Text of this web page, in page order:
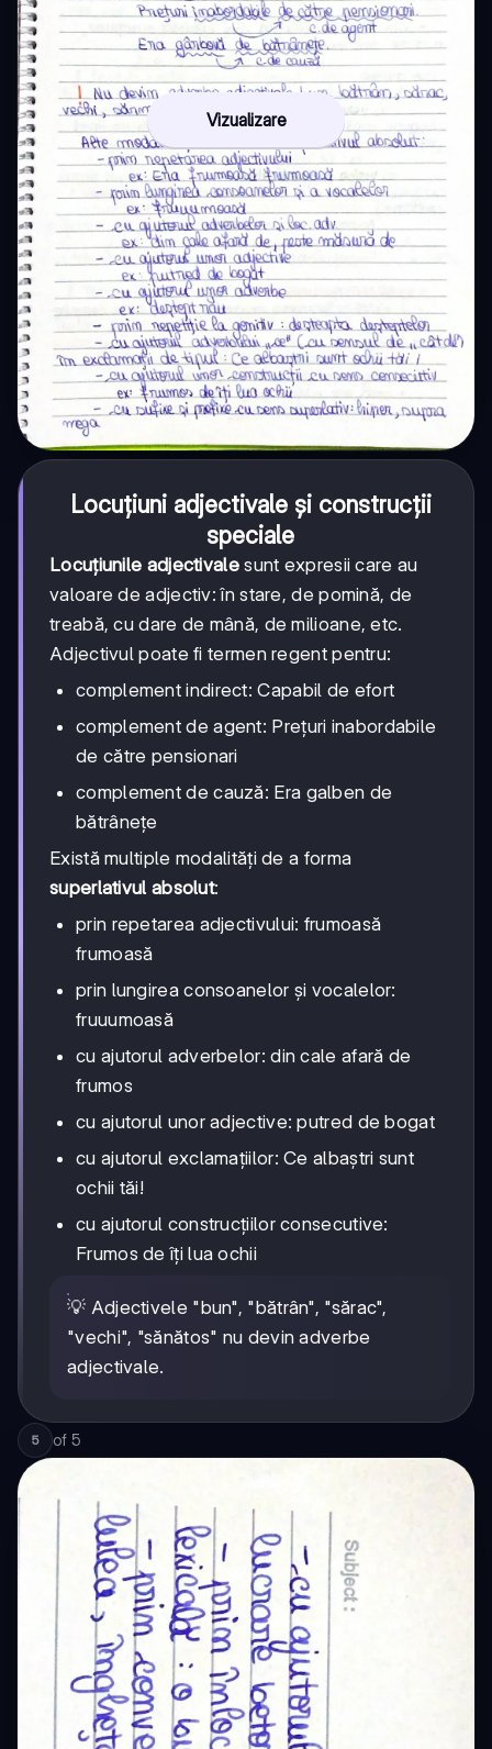
Vizualizare
Locuțiuni adjectivale și construcții
speciale
Locuțiunile adjectivalesunt expresii care au
valoare de adjectiv: în stare, de pomină, de
treabă, cu dare de mână, de milioane, etc.
Adjectivul poate fi termen regent pentru:
complement indirect: Capabil de efort
complement de agent: Prețuri inabordabile
de către pensionari
complement de cauză: Era galben de
bătrânețe
Există multiple modalități de a forma
superlativul absolut:
prin repetarea adjectivului: frumoasă
frumoasă
prin lungirea consoanelor și vocalelor:
fruuumoasă
cu ajutorul adverbelor: din cale afară de
frumos
cu ajutorul unor adjective: putred de bogat
cu ajutorul exclamațiilor: Ce albaștri sunt
ochii tăi!
cu ajutorul construcțiilor consecutive:
Frumos de îți lua ochii
💡 Adjectivele "bun", "bătrân", "sărac",
"vechi", "sănătos" nu devin adverbe
adjectivale.
5 of 5